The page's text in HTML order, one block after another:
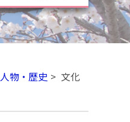
人物・歴史
文化